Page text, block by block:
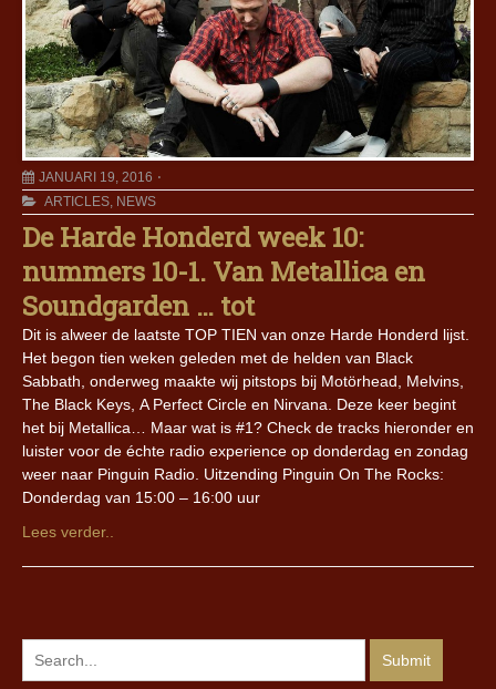
JANUARI 19, 2016
ARTICLES, NEWS
De Harde Honderd week 10:
nummers 10-1. Van Metallica en
Soundgarden … tot
Dit is alweer de laatste TOP TIEN van onze Harde Honderd lijst.
Het begon tien weken geleden met de helden van Black
Sabbath, onderweg maakte wij pitstops bij Motörhead, Melvins,
The Black Keys, A Perfect Circle en Nirvana. Deze keer begint
het bij Metallica… Maar wat is #1? Check de tracks hieronder en
luister voor de échte radio experience op donderdag en zondag
weer naar Pinguin Radio. Uitzending Pinguin On The Rocks:
Donderdag van 15:00 – 16:00 uur
Lees verder..